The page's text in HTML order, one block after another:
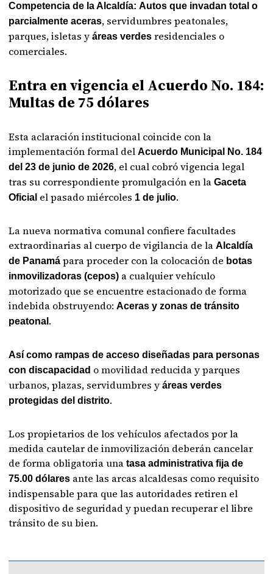
Competencia de la Alcaldía: Autos que invadan total o
parcialmente aceras, servidumbres peatonales,
parques, isletas yáreas verdes residenciales o
comerciales.
Entra en vigencia el Acuerdo No. 184:
Multas de 75 dólares
Esta aclaración institucional coincide con la
implementación formal delAcuerdo Municipal No. 184
del 23 de junio de 2026, el cual cobró vigencia legal
tras su correspondiente promulgación en laGaceta
Oficial el pasado miércoles 1 de julio.
La nueva normativa comunal confiere facultades
extraordinarias al cuerpo de vigilancia de laAlcaldía
de Panamá para proceder con la colocación de botas
inmovilizadoras (cepos) a cualquier vehículo
motorizado que se encuentre estacionado de forma
indebida obstruyendo:Aceras y zonas de tránsito
peatonal .
Así como rampas de acceso diseñadas para personas
con discapacidad o movilidad reducida y parques
urbanos, plazas, servidumbres yáreas verdes
protegidas del distrito.
Los propietarios de los vehículos afectados por la
medida cautelar de inmovilización deberán cancelar
de forma obligatoria unatasa administrativa fija de
75.00 dólares ante las arcas alcaldesas como requisito
indispensable para que las autoridades retiren el
dispositivo de seguridad y puedan recuperar el libre
tránsito de su bien.